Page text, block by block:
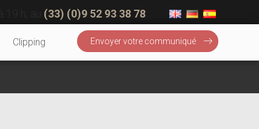
(33) (0)9 52 93 38 78
Clipping Envoyer votre communiqué